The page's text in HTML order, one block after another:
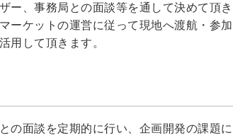
ー、事務局との面談等を通して決めて頂
ーケットの運営に従って現地へ渡航・参
用して頂きます。
の面談を定期的に行い、企画開発の課題